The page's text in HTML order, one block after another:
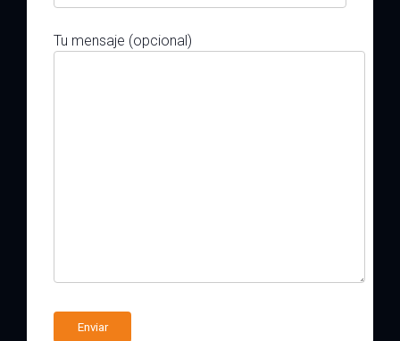
Tu mensaje (opcional)